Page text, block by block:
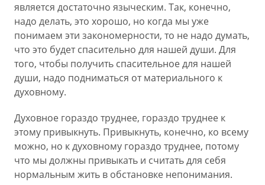
является достаточно языческим. Так, конечно,
надо делать, это хорошо, но когда мы уже
понимаем эти закономерности, то не надо думать,
что это будет спасительно для нашей души. Для
того, чтобы получить спасительное для нашей
души, надо подниматься от материального к
духовному.
Духовное гораздо труднее, гораздо труднее к
этому привыкнуть. Привыкнуть, конечно, ко всему
можно, но к духовному гораздо труднее, потому
что мы должны привыкать и считать для себя
нормальным жить в обстановке непонимания.